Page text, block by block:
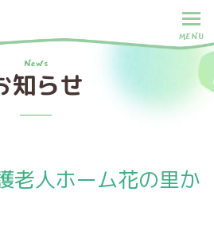
MENU
News
知らせ
老人ホーム花の里か